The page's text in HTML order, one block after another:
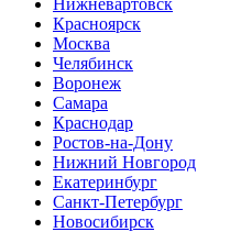
Нижневартовск
Красноярск
Москва
Челябинск
Воронеж
Самара
Краснодар
Ростов-на-Дону
Нижний Новгород
Екатеринбург
Санкт-Петербург
Новосибирск